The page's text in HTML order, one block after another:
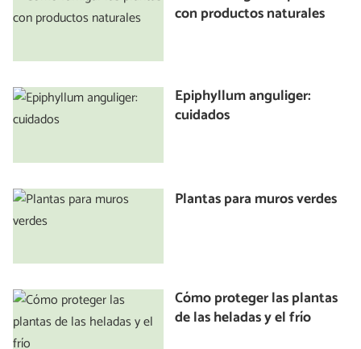
con productos naturales
Epiphyllum anguliger:
cuidados
Plantas para muros verdes
Cómo proteger las plantas
de las heladas y el frío